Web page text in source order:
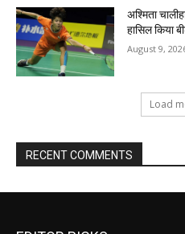
अश्मिता
हासिल किया
August 9,
Load
RECENT COMMENTS